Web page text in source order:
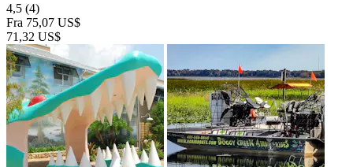
4,5 (4)
Fra 75,07 US$
71,32 US$